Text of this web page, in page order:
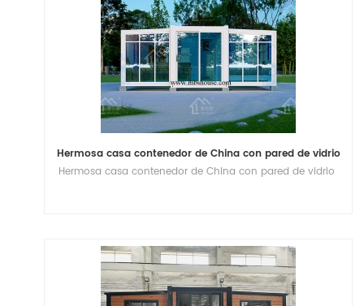
Hermosa casa contenedor de China con pared de vidrio
Hermosa casa contenedor de China con pared de vidrio